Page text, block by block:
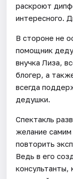
раскроют
интересного.
В стороне не
помощник
внучка Лиза,
блогер, а
всегда
дедушки.
Спектакль
желание
повторить
Ведь в его
консультанты,